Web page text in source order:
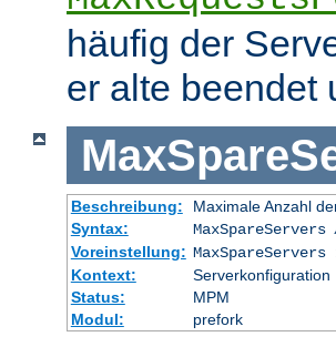
häufig der
er alte beendet
Beschreibung:
Maximale Anzahl
Syntax:
MaxSpareServers
Voreinstellung: MaxSpareServers
Kontext:
Serverkonfiguration
Status:
MPM
Modul:
prefork